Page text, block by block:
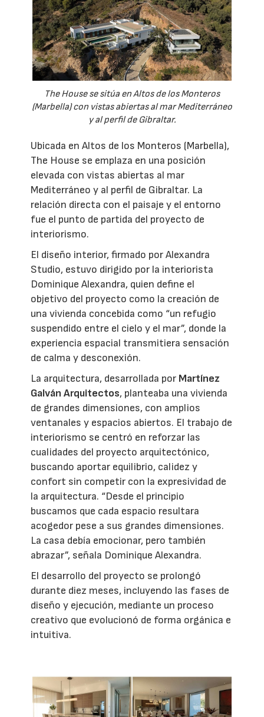
The House se sitúa en Altos de los Monteros
(Marbella) con vistas abiertas al mar Mediterráneo
y al perfil de Gibraltar.
Ubicada en Altos de los Monteros (Marbella),
The House se emplaza en una posición
elevada con vistas abiertas al mar
Mediterráneo y al perfil de Gibraltar. La
relación directa con el paisaje y el entorno
fue el punto de partida del proyecto de
interiorismo.
El diseño interior, firmado por Alexandra
Studio, estuvo dirigido por la interiorista
Dominique Alexandra, quien define el
objetivo del proyecto como la creación de
una vivienda concebida como “un refugio
suspendido entre el cielo y el mar”, donde la
experiencia espacial transmitiera sensación
de calma y desconexión.
La arquitectura, desarrollada por Martínez
Galván Arquitectos, planteaba una vivienda
de grandes dimensiones, con amplios
ventanales y espacios abiertos. El trabajo de
interiorismo se centró en reforzar las
cualidades del proyecto arquitectónico,
buscando aportar equilibrio, calidez y
confort sin competir con la expresividad de
la arquitectura. “Desde el principio
buscamos que cada espacio resultara
acogedor pese a sus grandes dimensiones.
La casa debía emocionar, pero también
abrazar”, señala Dominique Alexandra.
El desarrollo del proyecto se prolongó
durante diez meses, incluyendo las fases de
diseño y ejecución, mediante un proceso
creativo que evolucionó de forma orgánica e
intuitiva.